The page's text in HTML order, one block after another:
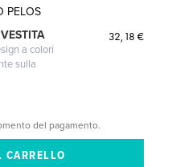
PELOS
a colori
sulla
32,18 €
del pagamento.